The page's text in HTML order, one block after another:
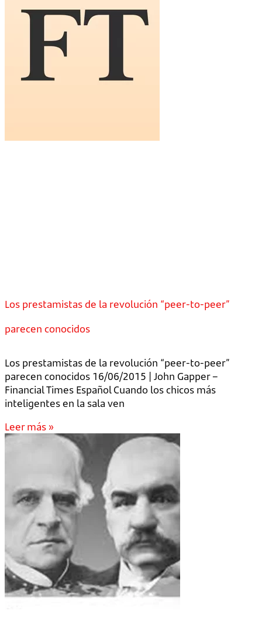
Los prestamistas de la revolución “peer-to-peer”
parecen conocidos
Los prestamistas de la revolución “peer-to-peer”
parecen conocidos 16/06/2015 | John Gapper –
Financial Times Español Cuando los chicos más
inteligentes en la sala ven
Leer más »